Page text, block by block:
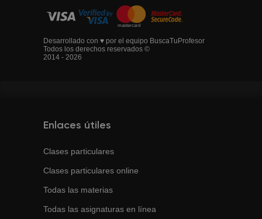
Desarrollado con ♥ por el equipo BuscaTuProfesor
Todos los derechos reservados ©
2014 - 2026
Enlaces útiles
Clases particulares
Clases particulares online
Todas las materias
Todas las asignaturas en línea